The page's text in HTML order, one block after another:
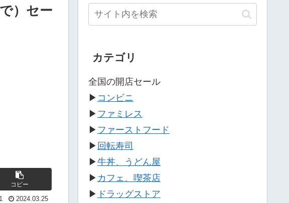
）セー
コピー
2024.03.25
カテゴリ
全国の開店セール
▶ コンビニ
▶ ファミレス
▶ ファーストフード
▶ 回転寿司
▶牛丼、うどん屋
▶ カフェ、喫茶店
▶ ドラッグストア